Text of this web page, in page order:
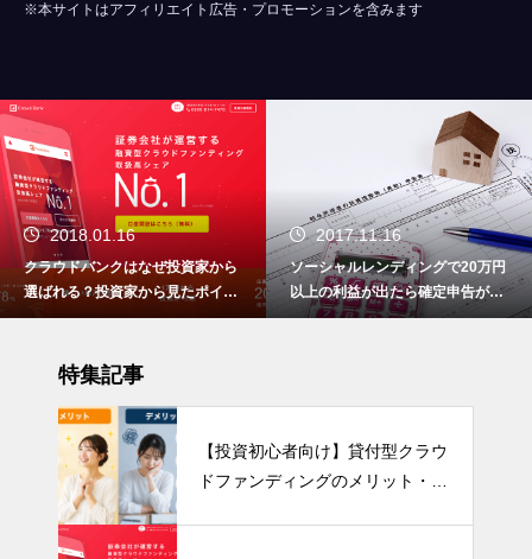
※本サイトはアフィリエイト広告・プロモーションを含みます
2018.01.16
クラウドバンクはなぜ投資家から
選ばれる？投資家から見たポイン
トをまとめました
2017.11.16
ソーシャルレンディングで20万円
以上の利益が出たら確定申告が必
要です！
特集記事
【投資初心者向け】貸付型クラウ
ドファンディングのメリット・デ